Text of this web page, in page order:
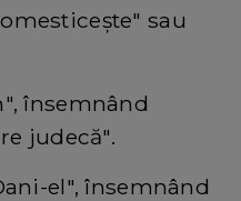
sau
însemnând
judecă".
el", însemnând